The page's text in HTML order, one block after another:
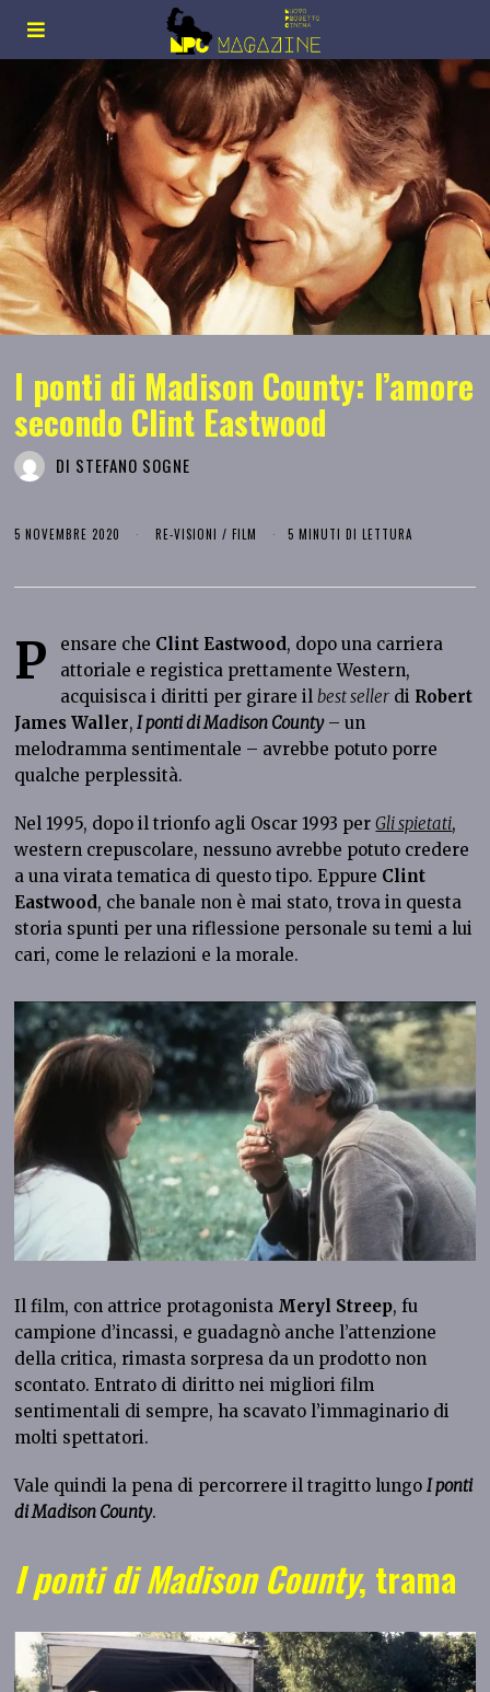
I ponti di Madison County: l’amore
secondo Clint Eastwood
DI STEFANO SOGNE
5 NOVEMBRE 2020 RE-VISIONI / FILM 5 MINUTI DI LETTURA
P ensare che Clint Eastwood, dopo una carriera
attoriale e registica prettamente Western,
acquisisca i diritti per girare ilbest seller di Robert
James Waller, I ponti di Madison County– un
melodramma sentimentale – avrebbe potuto porre
qualche perplessità.
Nel 1995, dopo il trionfo agli Oscar 1993 perGli spietati,
western crepuscolare, nessuno avrebbe potuto credere
a una virata tematica di questo tipo. Eppure Clint
Eastwood, che banale non è mai stato, trova in questa
storia spunti per una riflessione personale su temi a lui
cari, come le relazioni e la morale.
Il film, con attrice protagonista Meryl Streep, fu
campione d’incassi, e guadagnò anche l’attenzione
della critica, rimasta sorpresa da un prodotto non
scontato. Entrato di diritto nei migliori film
sentimentali di sempre, ha scavato l’immaginario di
molti spettatori.
Vale quindi la pena di percorrere il tragitto lungo I ponti
di Madison County.
I ponti di Madison County, trama